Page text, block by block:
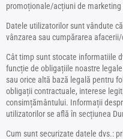
promoționale/acțiuni de
Datele utilizatorilor sunt vândute
vânzarea sau cumpărarea
Cât timp sunt stocate informatiile
funcție de obligațiile noastre
sau orice altă bază legală pentru
obligații contractuale, interese
consimțământului. Informații
utilizatorilor se află în secțiunea
Cum sunt securizate datele dvs.: